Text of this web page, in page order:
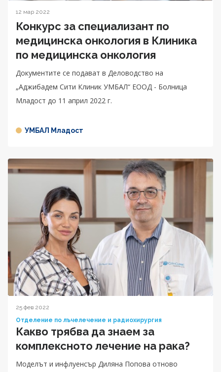
12 мар 2022
Конкурс за специализант по
медицинска онкология в Клиника
по медицинска онкология
Документите се подават в Деловодство на
„Аджибадем Сити Клиник УМБАЛ“ ЕООД - Болница
Младост до 11 април 2022 г.
УМБАЛ Младост
25 фев 2022
Отделение по лъчелечение и радиохирургия
Какво трябва да знаем за
комплексното лечение на рака?
Моделът и инфлуенсър Диляна Попова отново